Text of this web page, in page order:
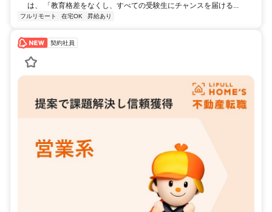
は、 「教育格差をなくし、すべての受験生にチャンスを届ける...
フルリモート 在宅OK 昇給あり
契約社員